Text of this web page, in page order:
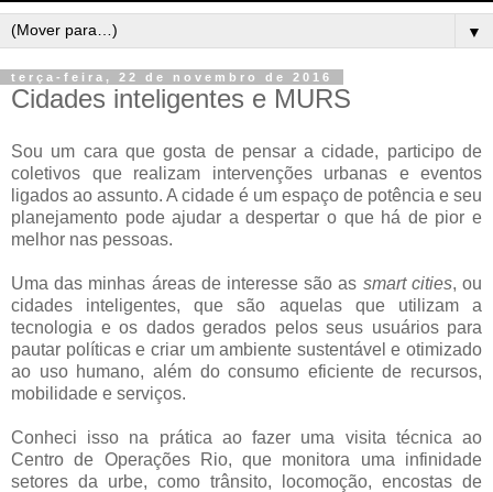
▼
terça-feira, 22 de novembro de 2016
Cidades inteligentes e MURS
Sou um cara que gosta de pensar a cidade, participo de
coletivos que realizam intervenções urbanas e eventos
ligados ao assunto. A cidade é um espaço de potência e seu
planejamento pode ajudar a despertar o que há de pior e
melhor nas pessoas.
Uma das minhas áreas de interesse são as smart cities, ou
cidades inteligentes, que são aquelas que utilizam a
tecnologia e os dados gerados pelos seus usuários para
pautar políticas e criar um ambiente sustentável e otimizado
ao uso humano, além do consumo eficiente de recursos,
mobilidade e serviços.
Conheci isso na prática ao fazer uma visita técnica ao
Centro de Operações Rio, que monitora uma infinidade
setores da urbe, como trânsito, locomoção, encostas de